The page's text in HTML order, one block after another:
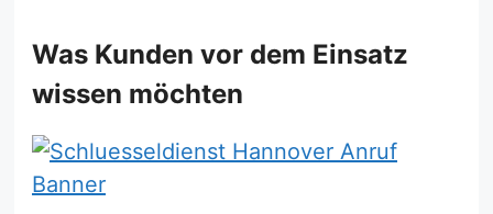
Was Kunden vor dem Einsatz
wissen möchten